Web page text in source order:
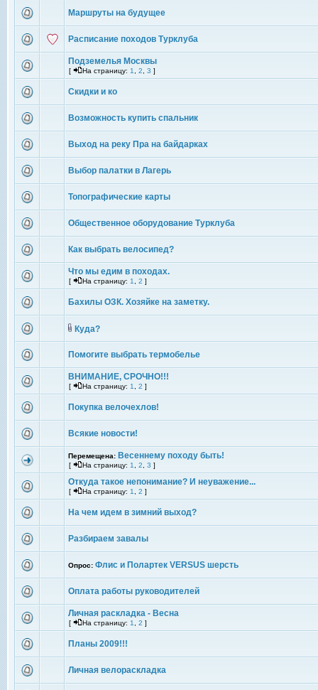
Маршруты на будущее
Расписание походов Турклуба
Подземелья Москвы
[ На страницу: 1 2 3 ]
Скидки и ко
Возможность купить спальник
Выход на реку Пра на байдарках
Выбор палатки в Лагерь
Топографические карты
Общественное оборудование Турклуба
Как выбрать велосипед?
Что мы едим в походах.
[ На страницу: 1 2 ]
Бахилы ОЗК. Хозяйке на заметку.
Куда?
Помогите выбрать термобелье
ВНИМАНИЕ, СРОЧНО!!!
[ На страницу: 1 2 ]
Покупка велочехлов!
Всякие новости!
Перемещена: Весеннему походу быть!
[ На страницу: 1 2 3 ]
Откуда такое непонимание? И неуважение...
[ На страницу: 1 2 ]
На чем идем в зимний выход?
Разбираем завалы
Опрос: Флис и Полартек VERSUS шерсть
Оплата работы руководителей
Личная раскладка - Весна
[ На страницу: 1 2 ]
Планы 2009!!!
Личная велораскладка